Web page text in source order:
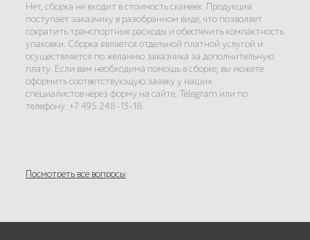
Нет, сборка не входит в стоимость скамеек. Продукция
поступает заказчику в разобранном виде, что позволяет
сократить транспортные расходы и обеспечить компактность
упаковки. Сборка является отдельной платной услугой и
осуществляется по желанию заказчика за дополнительную
плату. Если вам необходима помощь в сборке, вы можете
оформить соответствующую заявку у наших
специалистов через форму на сайте, Telegram или по
телефону: +7 495 248-13-18.
Посмотреть все вопросы